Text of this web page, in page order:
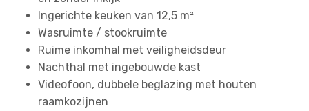
Ingerichte keuken van 12,5 m²
Wasruimte / stookruimte
Ruime inkomhal met veiligheidsdeur
Nachthal met ingebouwde kast
Videofoon, dubbele beglazing met houten
raamkozijnen